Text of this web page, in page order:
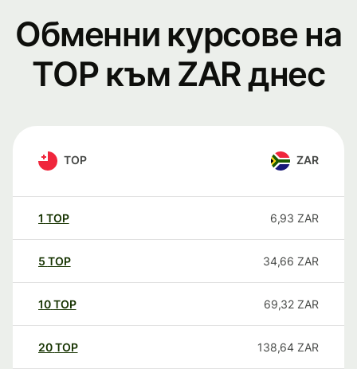
Обменни курсове на
TOP към ZAR днес
TOP ZAR
1 TOP 6,93 ZAR
5 TOP 34,66 ZAR
10TOP 69,32 ZAR
20TOP 138,64 ZAR